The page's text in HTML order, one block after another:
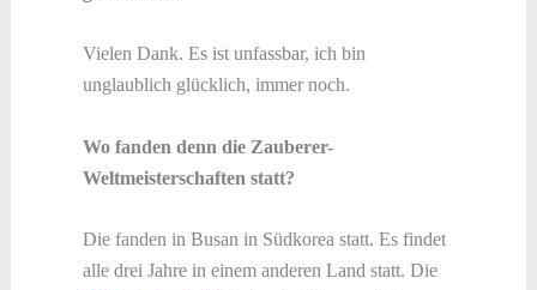
Vielen Dank. Es ist unfassbar, ich bin
unglaublich glücklich, immer noch.
Wo fanden denn die Zauberer-
Weltmeisterschaften statt?
Die fanden in Busan in Südkorea statt. Es findet
alle drei Jahre in einem anderen Land statt. Die